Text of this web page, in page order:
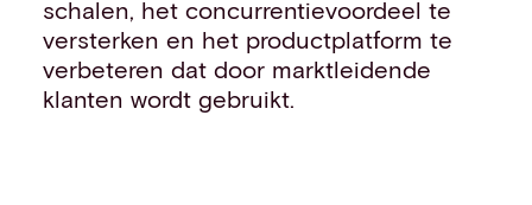
schalen, het concurrentievoordeel te
versterken en het productplatform te
verbeteren dat door marktleidende
klanten wordt gebruikt.